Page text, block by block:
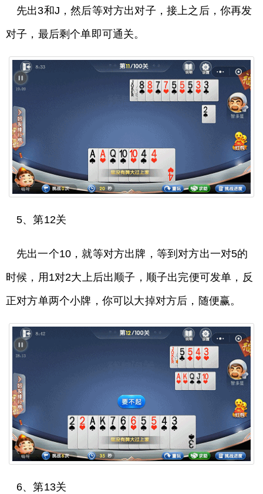
先出3和J，然后等对方出对子，接上之后，你再发
对子，最后剩个单即可通关。
5、第12关
先出一个10，就等对方出牌，等到对方出一对5的
时候，用1对2大上后出顺子，顺子出完便可发单，反
正对方单两个小牌，你可以大掉对方后，随便赢。
6、第13关